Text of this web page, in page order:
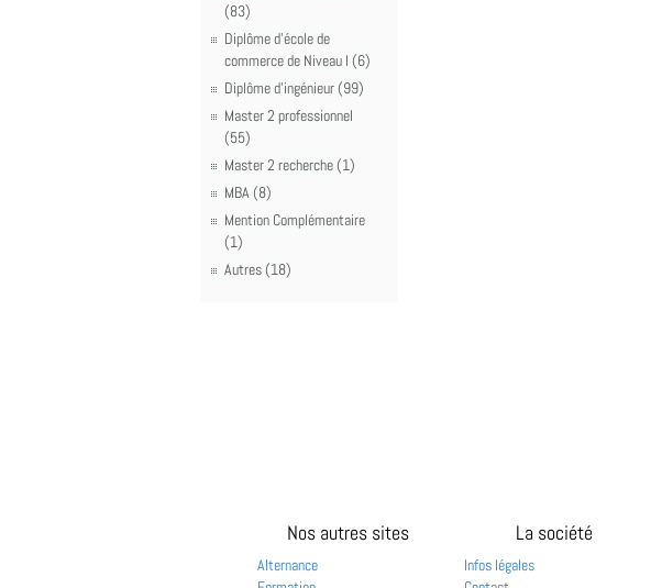
(83)
Diplôme d'école de
commerce de Niveau I (6)
Diplôme d'ingénieur (99)
Master 2 professionnel
(55)
Master 2 recherche (1)
MBA (8)
Mention Complémentaire
(1)
Autres (18)
Nos autres sites
Alternance
La société
Infos légales